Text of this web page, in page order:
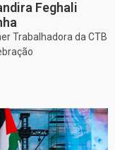
Feghali
Trabalhadora da CTB